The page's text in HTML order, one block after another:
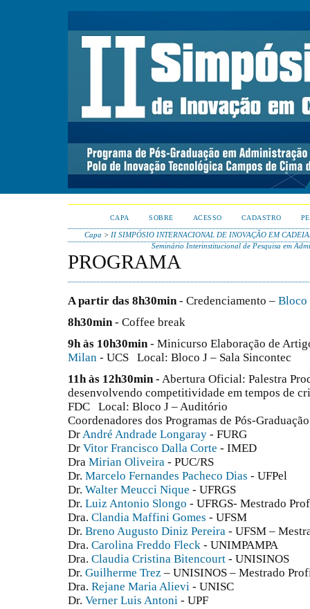
CAPA SOBRE ACESSO CADASTRO
Capa > II SIMPÓSIO INTERNACIONAL DE INOVAÇÃO EM
Seminário Interinstitucional de Pesquisa em
PROGRAMA
A partir das 8h30min - Credenciamento – Bloco
8h30min- Coffee break
9h às 10h30min- Minicurso Elaboração de
Milan - UCS Local: Bloco J – Sala Sincontec
11h às 12h30min - Abertura Oficial: Palestra
desenvolvendo competitividade em tempos de
FDC Local: Bloco J – Auditório
Coordenadores dos Programas de Pós-
DrAndré Andrade Longaray - FURG
Dr Vitor Francisco Dalla Corte - IMED
Dra Mirian Oliveira - PUC/RS
Dr. Marcelo Fernandes Pacheco Dias - UFPel
Dr. Walter Meucci Nique - UFRGS
Dr. Luiz Antonio Slongo - UFRGS- Mestrado
Dra. Clandia Maffini Gomes - UFSM
Dr. Breno Augusto Diniz Pereira - UFSM –
Dra. Carolina Freddo Fleck - UNIMPAMPA
Dra. Claudia Cristina Bitencourt - UNISINOS
Dr. Guilherme Trez – UNISINOS – Mestrado
Dra. Rejane Maria Alievi - UNISC
Dr. Verner Luis Antoni - UPF